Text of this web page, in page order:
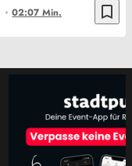
bookmark_border
02:07 Min.